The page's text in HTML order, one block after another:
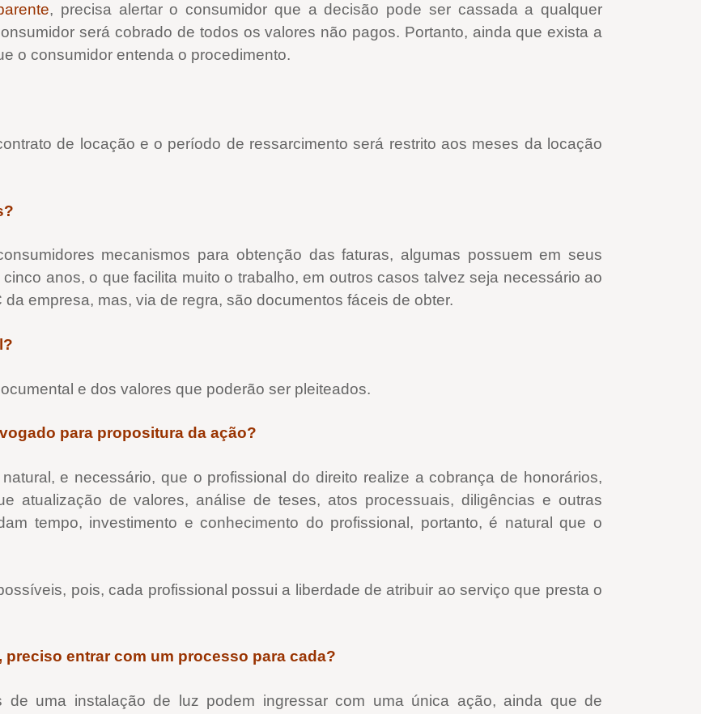
, precisa alertar o consumidor que a decisão pode ser cassada a qualquer
será cobrado de todos os valores não pagos. Portanto, ainda que exista a
o consumidor entenda o procedimento.
de locação e o período de ressarcimento será restrito aos meses da locação
mecanismos para obtenção das faturas, algumas possuem em seus
anos, o que facilita muito o trabalho, em outros casos talvez seja necessário ao
empresa, mas, via de regra, são documentos fáceis de obter.
e dos valores que poderão ser pleiteados.
para propositura da ação?
e necessário, que o profissional do direito realize a cobrança de honorários,
atualização de valores, análise de teses, atos processuais, diligências e outras
tempo, investimento e conhecimento do profissional, portanto, é natural que o
pois, cada profissional possui a liberdade de atribuir ao serviço que presta o
preciso entrar com um processo para cada?
de uma instalação de luz podem ingressar com uma única ação, ainda que de